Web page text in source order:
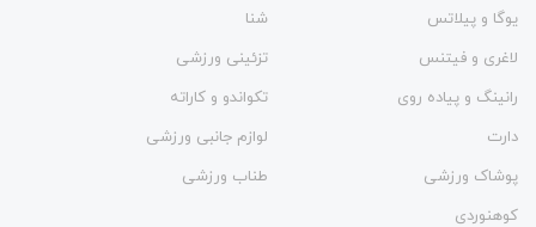
یوگا و پیلاتس
شنا
لاغری و فیتنس
تزئینی ورزشی
رانینگ و پیاده روی
تکواندو و کاراته
دارت
لوازم جانبی ورزشی
پوشاک ورزشی
طناب ورزشی
کوهنوردی